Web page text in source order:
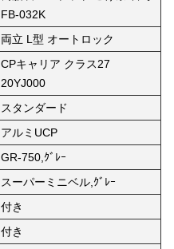
FB-032K
両立 L型 オートロック
CPキャリア クラス27
20YJ000
スタンダード
アルミUCP
GR-750,ｸﾞﾚｰ
スーパーミニベル,ｸﾞﾚｰ
付き
付き